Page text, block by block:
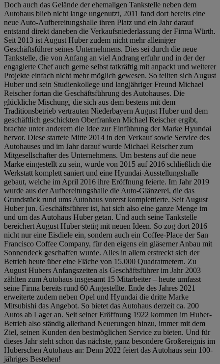
Doch auch das Gelände der ehemaligen Tankstelle neben dem
Autohaus blieb nicht lange ungenutzt, 2011 fand dort bereits eine
neue Auto-Aufbereitungshalle ihren Platz und ein Jahr darauf
entstand direkt daneben die Verkaufsniederlassung der Firma Würth.
Seit 2013 ist August Huber zudem nicht mehr alleiniger
Geschäftsführer seines Unternehmens. Dies sei durch die neue
Tankstelle, die von Anfang an viel Andrang erfuhr und in der der
engagierte Chef auch gerne selbst tatkräftig mit anpackt und weiterer
Projekte einfach nicht mehr möglich gewesen. So teilten sich August
Huber und sein Studienkollege und langjähriger Freund Michael
Reischer fortan die Geschäftsführung des Autohauses. Die
glückliche Mischung, die sich aus dem bestens mit dem
Traditionsbetrieb vertrauten Niederbayern August Huber und dem
geschäftlich geschickten Oberfranken Michael Reischer ergibt,
brachte unter anderem die Idee zur Einführung der Marke Hyundai
hervor. Diese startete Mitte 2014 in den Verkauf sowie Service des
Autohauses und im Jahr darauf wurde Michael Reischer zum
Mitgesellschafter des Unternehmens. Um bestens auf die neue
Marke eingestellt zu sein, wurde von 2015 auf 2016 schließlich die
Werkstatt komplett saniert und eine Hyundai-Ausstellungshalle
gebaut, welche im April 2016 ihre Eröffnung feierte. Im Jahr 2019
wurde aus der Aufbereitungshalle die Auto-Glänzerei, die das
Grundstück rund ums Autohaus vorerst komplettierte. Seit August
Huber jun. Geschäftsführer ist, hat sich also eine ganze Menge im
und um das Autohaus Huber getan. Und auch seine Tankstelle
bereichert August Huber stetig mit neuen Ideen. So zog dort 2016
nicht nur eine Eisdiele ein, sondern auch ein Coffee-Place der San
Francisco Coffee Company, für den eigens ein gläserner Anbau mit
Sonnendeck geschaffen wurde. Alles in allem erstreckt sich der
Betrieb heute über eine Fläche von 15.000 Quadratmetern. Zu
August Hubers Anfangszeiten als Geschäftsführer im Jahr 2003
zählten zum Autohaus insgesamt 15 Mitarbeiter – heute umfasst
seine Firma bereits rund 60 Angestellte. Ende des Jahres 2021
erweiterte zudem neben Opel und Hyundai die dritte Marke
Mitsubishi das Angebot. So bietet das Autohaus derzeit ca. 200
Autos ab Lager an. Seit seiner Eröffnung 1922 kommen im Huber-
Betrieb also ständig allerhand Neuerungen hinzu, immer mit dem
Ziel, seinen Kunden den bestmöglichen Service zu bieten. Und für
dieses Jahr steht schon das nächste, ganz besondere Großereignis im
Huberschen Autohaus an: Denn 2022 feiert das Autohaus sein 100-
jähriges Bestehen!